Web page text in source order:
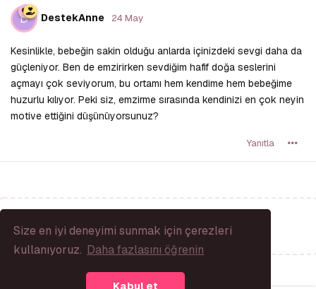
Size en iyi deneyimi sunmak için çerezleri
kullanıyoruz. Daha fazlasını öğrenin
Kabul et
D DestekAnne 24 May
Kesinlikle, bebeğin sakin olduğu anlarda içinizdeki sevgi daha da
güçleniyor. Ben de emzirirken sevdiğim hafif doğa seslerini
açmayı çok seviyorum, bu ortamı hem kendime hem bebeğime
huzurlu kılıyor. Peki siz, emzirme sırasında kendinizi en çok neyin
motive ettiğini düşünüyorsunuz?
Yanıtla
Bir Yanıt Yaz...